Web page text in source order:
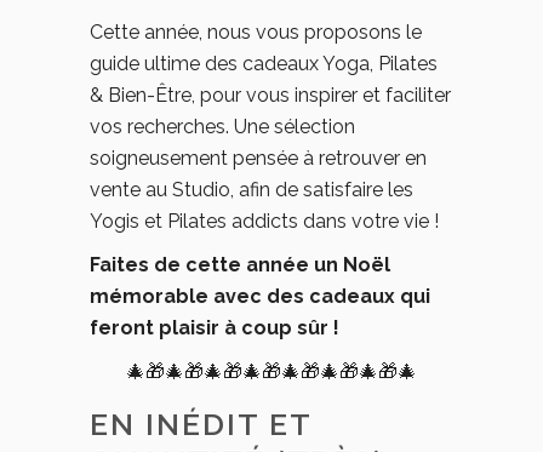
Cette année, nous vous proposons le
guide ultime des cadeaux Yoga, Pilates
& Bien-Être, pour vous inspirer et faciliter
vos recherches. Une sélection
soigneusement pensée à retrouver en
vente au Studio, afin de satisfaire les
Yogis et Pilates addicts dans votre vie !
Faites de cette année un Noël
mémorable avec des cadeaux qui
feront plaisir à coup sûr !
🎄🎁🎄🎁🎄🎁🎄🎁🎄🎁🎄🎁🎄🎁🎄
EN INÉDIT ET